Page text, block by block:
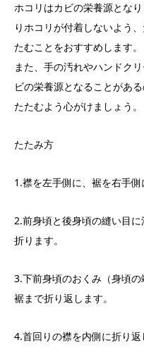
ホコリはカビの栄養源とな
りホコリが付着しないよう
たむことをおすすめします。
また、手の汚れやハンドク
ビの栄養源となることがあ
たたむよう心がけましょう。
たたみ方
1.襟を左手側に、裾を右手側
2.前身頃と後身頃の縫い目
折ります。
3.下前身頃のおくみ（身頃
裾まで折り返します。
4.首回りの襟を内側に折り返